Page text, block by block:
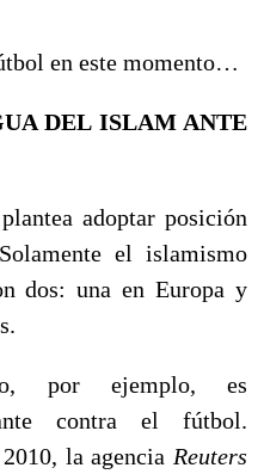
en este momento…
DEL ISLAM ANTE
adoptar posición
el islamismo
dos: una en Europa y
por ejemplo, es
contra el fútbol.
la agencia Reuters